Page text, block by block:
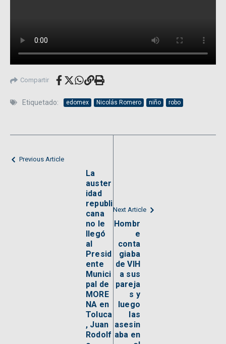
Compartir
Etiquetado: edomex Nicolás Romero niño robo
Previous Article
La
auster
idad
republi
cana
no le
llegó
al
Presid
ente
Munici
pal de
MORE
NA en
Toluca
, Juan
Rodolf
Next Article
Hombr
e
conta
giaba
de VIH
a sus
pareja
s y
luego
las
asesin
aba en